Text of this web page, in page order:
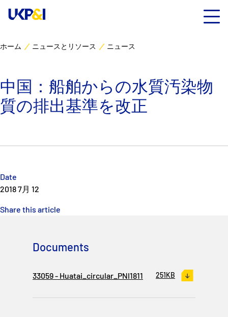
リスクマネジメント
ニュースとリソース
ホーム ニュースとリソース ニュース
中国：船舶からの水質汚染物
質の排出基準を改正
Date
2018 7月 12
Share this article
Documents
33059 - Huatai_circular_PNI1811 251KB